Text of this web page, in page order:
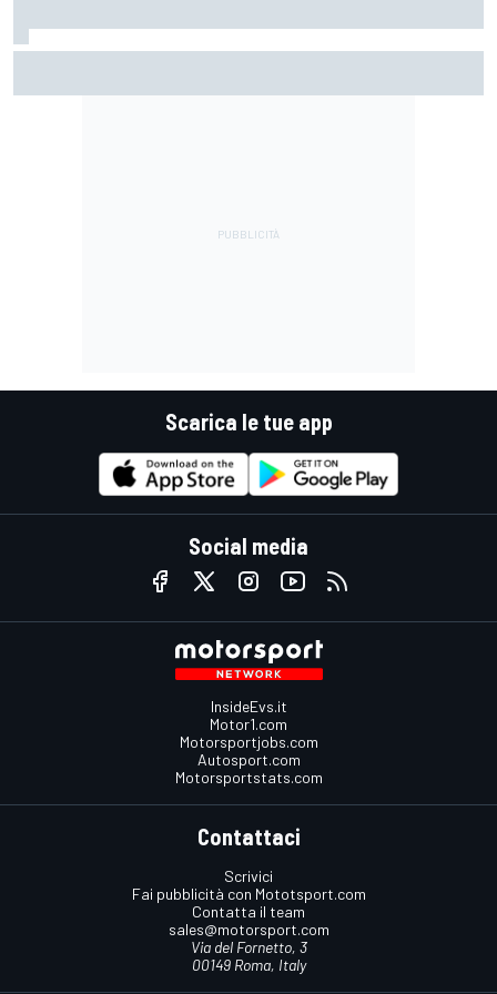
Scarica le tue app
Social media
InsideEvs.it
Motor1.com
Motorsportjobs.com
Autosport.com
Motorsportstats.com
Contattaci
Scrivici
Fai pubblicità con Mototsport.com
Contatta il team
sales@motorsport.com
Via del Fornetto, 3
00149 Roma, Italy